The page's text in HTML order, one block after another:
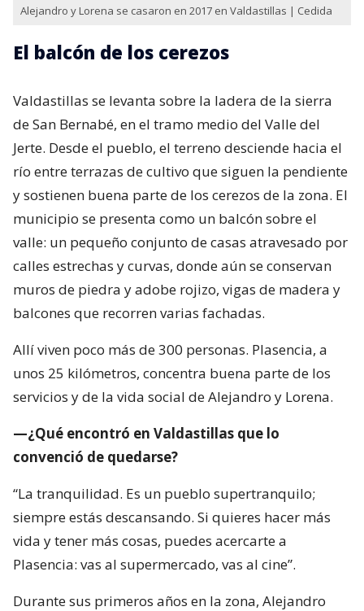
Alejandro y Lorena se casaron en 2017 en Valdastillas | Cedida
El balcón de los cerezos
Valdastillas se levanta sobre la ladera de la sierra
de San Bernabé, en el tramo medio del Valle del
Jerte. Desde el pueblo, el terreno desciende hacia el
río entre terrazas de cultivo que siguen la pendiente
y sostienen buena parte de los cerezos de la zona. El
municipio se presenta como un balcón sobre el
valle: un pequeño conjunto de casas atravesado por
calles estrechas y curvas, donde aún se conservan
muros de piedra y adobe rojizo, vigas de madera y
balcones que recorren varias fachadas.
Allí viven poco más de 300 personas. Plasencia, a
unos 25 kilómetros, concentra buena parte de los
servicios y de la vida social de Alejandro y Lorena.
—¿Qué encontró en Valdastillas que lo
convenció de quedarse?
“La tranquilidad. Es un pueblo supertranquilo;
siempre estás descansando. Si quieres hacer más
vida y tener más cosas, puedes acercarte a
Plasencia: vas al supermercado, vas al cine”.
Durante sus primeros años en la zona, Alejandro